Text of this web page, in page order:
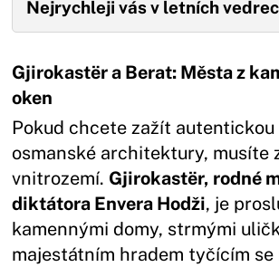
Nejrychleji vás v letních
Gjirokastër a Berat: Města z
oken
Pokud chcete zažít
osmanské architektury, musíte
vnitrozemí. Gjirokastër, rodné
diktátora Envera Hodži, je
kamennými domy, strmými
majestátním hradem tyčícím se